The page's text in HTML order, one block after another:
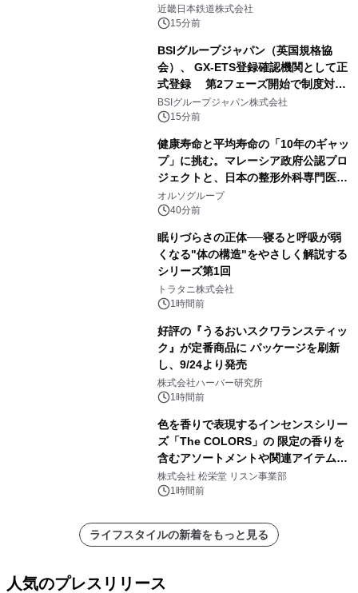
近畿日本鉄道株式会社
15分前
BSIグループジャパン（英国規格協
会）、 GX-ETS登録確認機関として正
式登録 第2フェーズ開始で制度対応
が義務化、 企業の対応はどう変わるの
か？ 法的拘束力をもつGX-ETSの実
動画を公開中
BSIグループジャパン株式会社
15分前
健康寿命と平均寿命の「10年のギャッ
プ」に挑む。マレーシア政府公認プロ
ジェクトと、日本の整形外科専門医が
サステナブルな「エシカル・ツバメの
巣」の共同臨床検証を開始
オルソグループ
40分前
眠りづらさの正体──寝ると呼吸が弱
くなる"体の構造"をやさしく解説する
シリーズ第1回
トラタニ株式会社
1時間前
好評の『うるおいスクワランスティッ
ク』が定番商品に パッケージを刷新
し、9/24より発売
株式会社ハーバー研究所
1時間前
色を香りで表現するインセンスシリー
ズ「The COLORS」の 限定の香りを
含むアソートメントや関連アイテムを
8月6日発売
株式会社 松栄堂 リスン事業部
1時間前
ライフスタイルの新着をもっと見る
人気のプレスリリース